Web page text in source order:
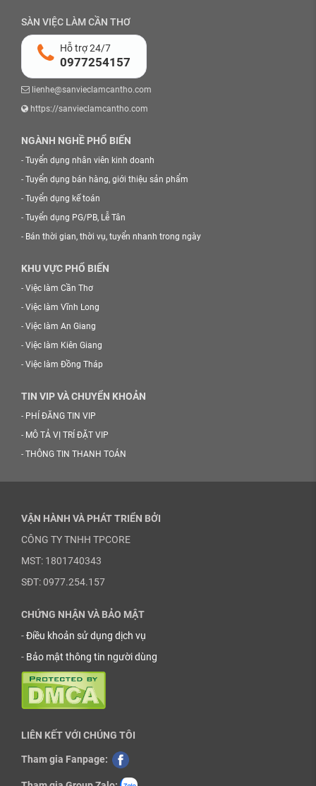
SÀN VIỆC LÀM CẦN THƠ
Hỗ trợ 24/7
0977254157
lienhe@sanvieclamcantho.com
https://sanvieclamcantho.com
NGÀNH NGHỀ PHỔ BIẾN
- Tuyển dụng nhân viên kinh doanh
- Tuyển dụng bán hàng, giới thiệu sản phẩm
- Tuyển dụng kế toán
- Tuyển dụng PG/PB, Lễ Tân
- Bán thời gian, thời vụ, tuyển nhanh trong ngày
KHU VỰC PHỔ BIẾN
- Việc làm Cần Thơ
- Việc làm Vĩnh Long
- Việc làm An Giang
- Việc làm Kiên Giang
- Việc làm Đồng Tháp
TIN VIP VÀ CHUYỂN KHOẢN
- PHÍ ĐĂNG TIN VIP
- MÔ TẢ VỊ TRÍ ĐẶT VIP
- THÔNG TIN THANH TOÁN
VẬN HÀNH VÀ PHÁT TRIỂN BỞI
CÔNG TY TNHH TPCORE
MST: 1801740343
SĐT: 0977.254.157
CHỨNG NHẬN VÀ BẢO MẬT
-Điều khoản sử dụng dịch vụ
- Bảo mật thông tin người dùng
LIÊN KẾT VỚI CHÚNG TÔI
Tham gia Fanpage: